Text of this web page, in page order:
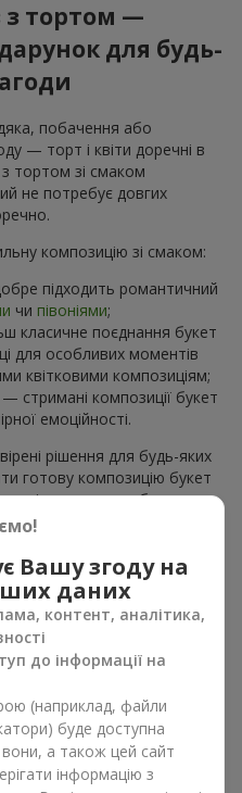
з тортом —
для будь-
побачення або
— торт і квіти доречні в
з тортом зі смаком
не потребує довгих
композицію зі смаком:
підходить романтичний
чи півоніями;
класичне поєднання букет
для особливих моментів
квітковими композиціям;
— стримані композиції букет
емоційності.
рішення для будь-яких
готову композицію букет
каталогу або
і вподобані квіти.
квітами —
в одному
поєднання
Ексклюзивний
букетомвиглядає ефектно,
події, якдень
Вашу згоду на
даних
контент, аналітика,
до інформації на
(наприклад, файли
буде доступна
а також цей сайт
інформацію з